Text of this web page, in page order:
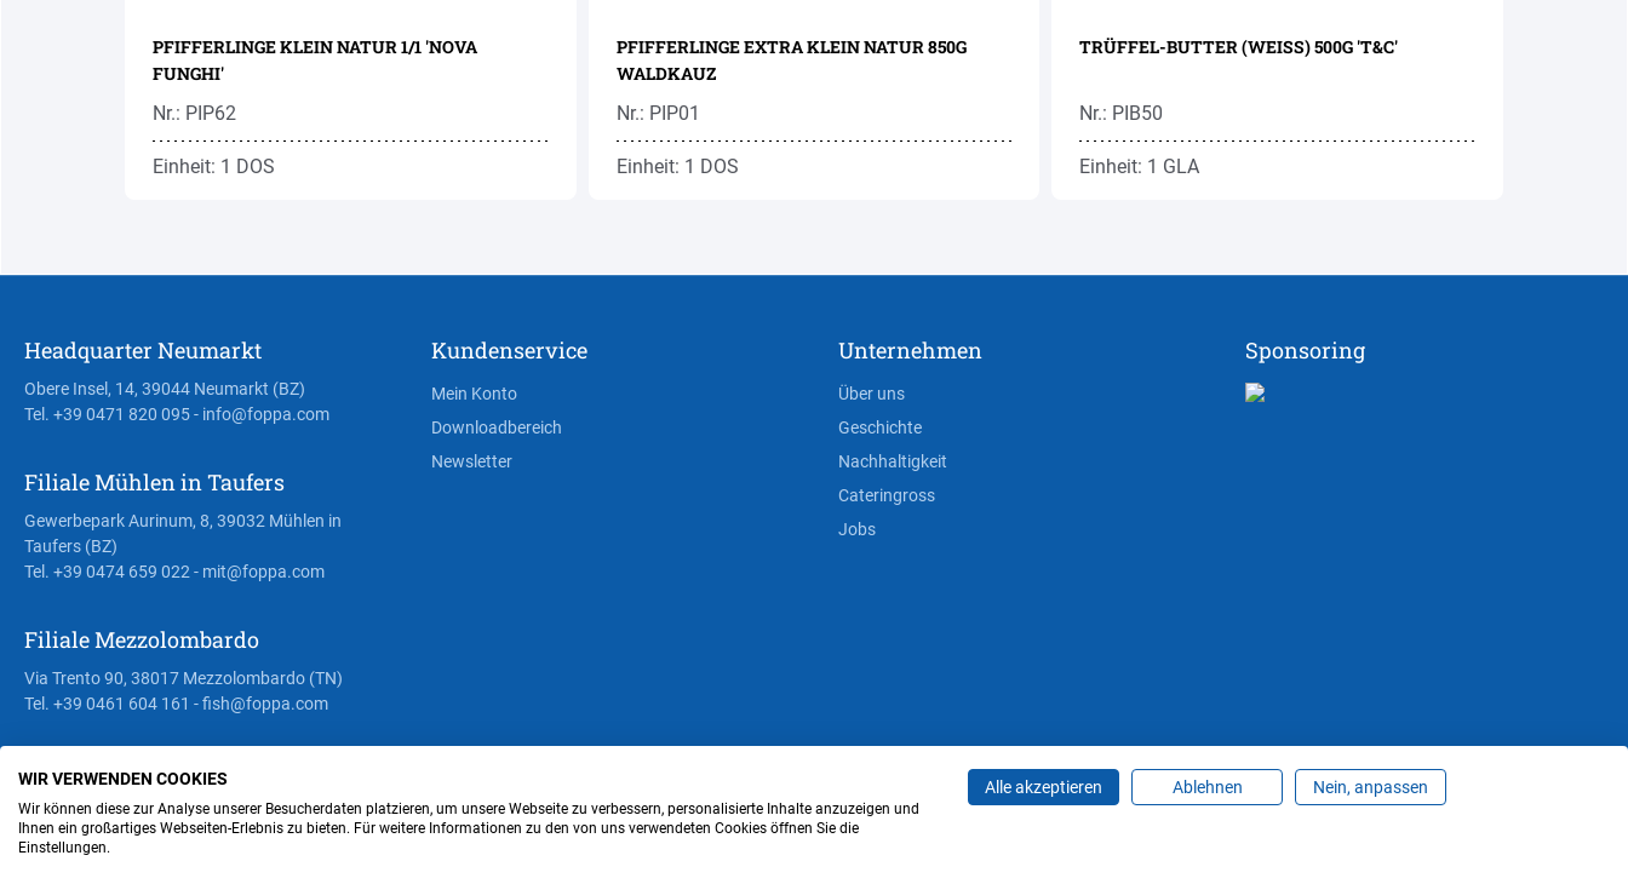
PFIFFERLINGE KLEIN NATUR 1/1 'NOVA
FUNGHI'
Nr.: PIP62
Einheit: 1 DOS
PFIFFERLINGE EXTRA KLEIN NATUR 850G
WALDKAUZ
Nr.: PIP01
Einheit: 1 DOS
TRÜFFEL-BUTTER (WEISS) 500G 'T&C'
Nr.: PIB50
Einheit: 1 GLA
Headquarter Neumarkt
Obere Insel, 14, 39044 Neumarkt (BZ)
Tel. +39 0471 820 095- info@foppa.com
Filiale Mühlen in Taufers
Gewerbepark Aurinum, 8, 39032 Mühlen in
Taufers (BZ)
Tel. +39 0474 659 022 - mit@foppa.com
Filiale Mezzolombardo
Via Trento 90, 38017 Mezzolombardo (TN)
Tel. +39 0461 604 161 - fish@foppa.com
Kundenservice
Mein Konto
Downloadbereich
Newsletter
Unternehmen
Über uns
Geschichte
Nachhaltigkeit
Cateringross
Jobs
Sponsoring
Steuer- und MwSt.- Nr. IT00676670219 AGB Privacy Policy Impressum
Cookie-Einstellungen ändern
WIR VERWENDEN COOKIES
Wir können diese zur Analyse unserer Besucherdaten platzieren, um unsere Webseite zu verbessern, personalisierte Inhalte anzuzeigen und
Ihnen ein großartiges Webseiten-Erlebnis zu bieten. Für weitere Informationen zu den von uns verwendeten Cookies öffnen Sie die
Einstellungen.
Alle akzeptieren Ablehnen Nein, anpassen